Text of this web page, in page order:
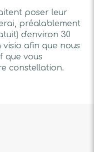
poser leur
préalablement
d'environ 30
afin que nous
que vous
constellation.